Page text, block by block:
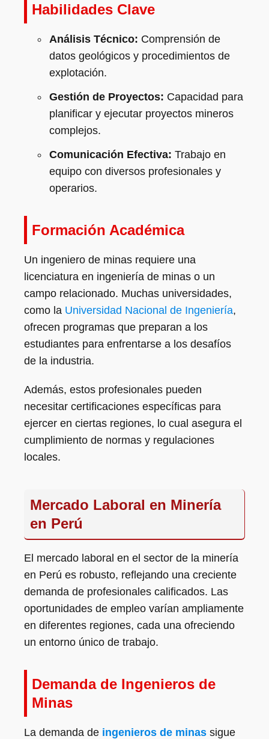
Habilidades Clave
Análisis Técnico: Comprensión de
datos geológicos y procedimientos de
explotación.
Gestión de Proyectos: Capacidad para
planificar y ejecutar proyectos mineros
complejos.
Comunicación Efectiva: Trabajo en
equipo con diversos profesionales y
operarios.
Formación Académica
Un ingeniero de minas requiere una
licenciatura en ingeniería de minas o un
campo relacionado. Muchas universidades,
como la Universidad Nacional de Ingeniería,
ofrecen programas que preparan a los
estudiantes para enfrentarse a los desafíos
de la industria.
Además, estos profesionales pueden
necesitar certificaciones específicas para
ejercer en ciertas regiones, lo cual asegura el
cumplimiento de normas y regulaciones
locales.
Mercado Laboral en Minería
en Perú
El mercado laboral en el sector de la minería
en Perú es robusto, reflejando una creciente
demanda de profesionales calificados. Las
oportunidades de empleo varían ampliamente
en diferentes regiones, cada una ofreciendo
un entorno único de trabajo.
Demanda de Ingenieros de
Minas
La demanda de ingenieros de minas sigue